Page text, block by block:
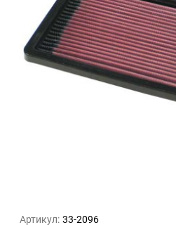
Артикул: 33-2096